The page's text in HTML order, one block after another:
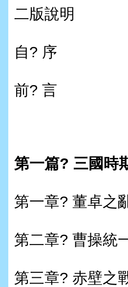
二版說明
自? 序
前? 言
第一篇? 三國時
第一章? 董卓之
第二章? 曹操統
第三章? 赤壁之